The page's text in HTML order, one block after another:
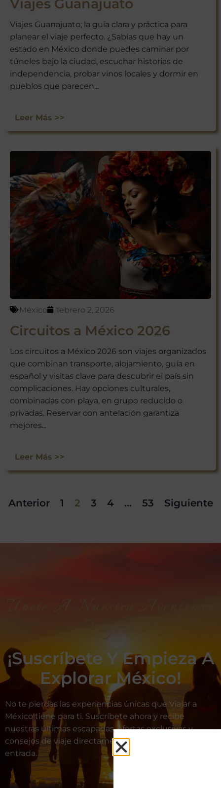
Viajes Guanajuato
Viajes Guanajuato; la guía clara y práctica para
planear el viaje perfecto. ¿Sabías que hay un
estado en México donde puedes caminar por
túneles bajo la ciudad, escuchar historias de
independencia, probar vinos locales y dormir en
pueblos que parecen...
Leer Más >>
México febrero 2, 2026
Circuitos a México 2026
Los circuitos a México 2026 son viajes organizados
que combinan transporte, alojamiento, guía en
español y visitas clave para descubrir el país sin
complicaciones. Hay opciones culturales,
combinadas con playa, en grupo reducido o
privadas. Reservar con antelación garantiza
mejores...
Leer Más >>
Anterior 1 2 3 4 … 53 Siguiente
Viajera
¡Suscríbete Y Empieza A
Explorar México!
No te pierdas las experiencias únicas que Viajar a
México tiene para ti. Suscríbete ahora y recibe
nuestras últimas escapadas, ofertas exclusivas y
consejos de viaje directamente en tu bandeja de
entrada.
No te preocupes, respetamos tu
privacidad. Puedes darte de baja
en cualquier momento.